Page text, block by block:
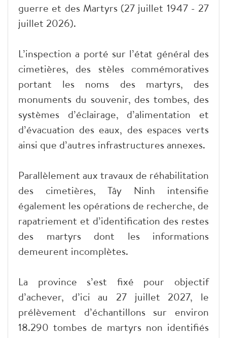
guerre et des Martyrs (27 juillet 1947 - 27
juillet 2026).
L’inspection a porté sur l’état général des
cimetières, des stèles commémoratives
portant les noms des martyrs, des
monuments du souvenir, des tombes, des
systèmes d’éclairage, d’alimentation et
d’évacuation des eaux, des espaces verts
ainsi que d’autres infrastructures annexes.
Parallèlement aux travaux de réhabilitation
des cimetières, Tây Ninh intensifie
également les opérations de recherche, de
rapatriement et d’identification des restes
des martyrs dont les informations
demeurent incomplètes.
La province s’est fixé pour objectif
d’achever, d’ici au 27 juillet 2027, le
prélèvement d’échantillons sur environ
18.290 tombes de martyrs non identifiés